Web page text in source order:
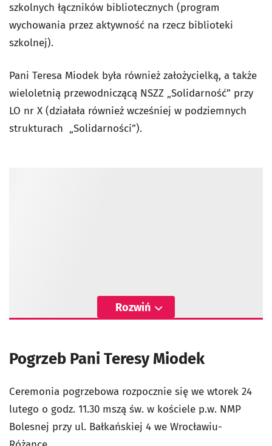
szkolnych łączników bibliotecznych (program
wychowania przez aktywność na rzecz biblioteki
szkolnej).
Pani Teresa Miodek była również założycielką, a także
wieloletnią przewodniczącą NSZZ „Solidarność” przy
LO nr X (działała również wcześniej w podziemnych
strukturach „Solidarności”).
Rozwiń
Pogrzeb Pani Teresy Miodek
Ceremonia pogrzebowa rozpocznie się we wtorek 24
lutego o godz. 11.30 mszą św. w kościele p.w. NMP
Bolesnej przy ul. Bałkańskiej 4 we Wrocławiu-